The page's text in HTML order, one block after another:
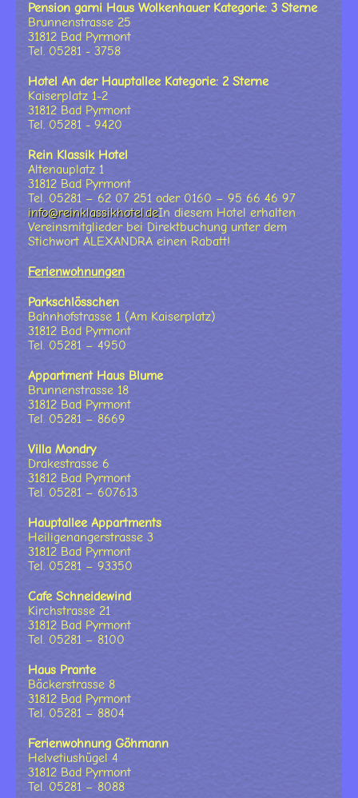
Pension garni Haus Wolkenhauer Kategorie: 3 Sterne
Brunnenstrasse 25
31812 Bad Pyrmont
Tel. 05281 - 3758
Hotel An der Hauptallee Kategorie: 2 Sterne
Kaiserplatz 1-2
31812 Bad Pyrmont
Tel. 05281 - 9420
Rein Klassik Hotel
Altenauplatz 1
31812 Bad Pyrmont
Tel. 05281 – 62 07 251 oder 0160 – 95 66 46 97
info@reinklassikhotel.deIn diesem Hotel erhalten
Vereinsmitglieder bei Direktbuchung unter dem
Stichwort ALEXANDRA einen Rabatt!
Ferienwohnungen
Parkschlösschen
Bahnhofstrasse 1 (Am Kaiserplatz)
31812 Bad Pyrmont
Tel. 05281 – 4950
Appartment Haus Blume
Brunnenstrasse 18
31812 Bad Pyrmont
Tel. 05281 – 8669
Villa Mondry
Drakestrasse 6
31812 Bad Pyrmont
Tel. 05281 – 607613
Hauptallee Appartments
Heiligenangerstrasse 3
31812 Bad Pyrmont
Tel. 05281 – 93350
Cafe Schneidewind
Kirchstrasse 21
31812 Bad Pyrmont
Tel. 05281 – 8100
Haus Prante
Bäckerstrasse 8
31812 Bad Pyrmont
Tel. 05281 – 8804
Ferienwohnung Göhmann
Helvetiushügel 4
31812 Bad Pyrmont
Tel. 05281 – 8088